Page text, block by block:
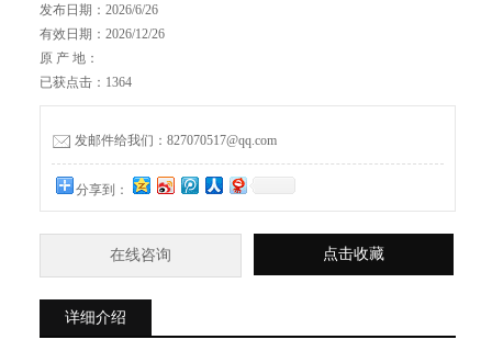
发布日期：2026/6/26
有效日期：2026/12/26
原 产 地：
已获点击：1364
发邮件给我们：827070517@qq.com
分享到：
在线咨询 点击收藏
详细介绍